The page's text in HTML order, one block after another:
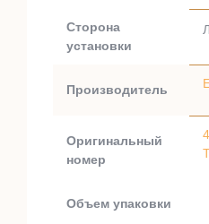
Сторона
установки
Производитель
Оригинальный
номер
Объем упаковки